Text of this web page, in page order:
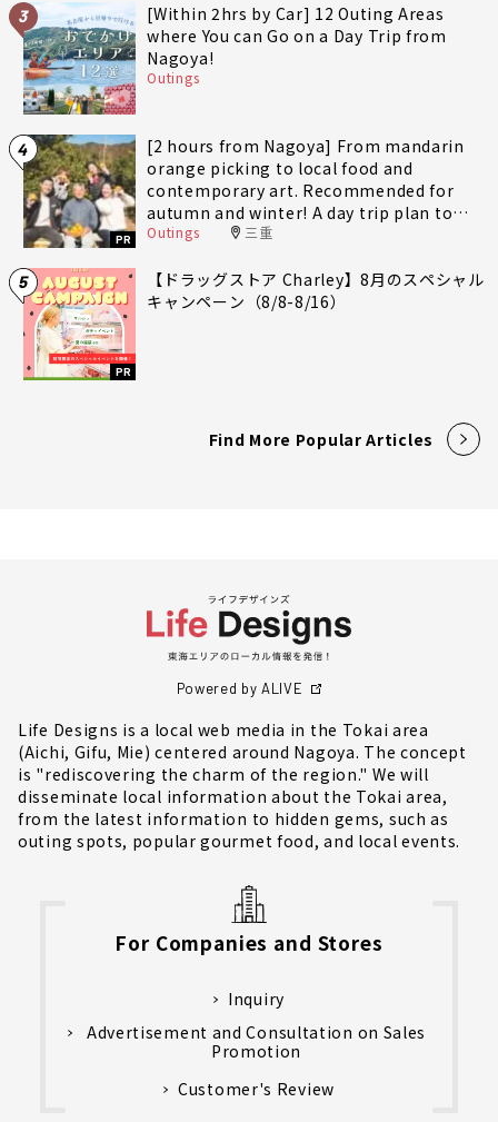
3
[Within 2hrs by Car] 12 Outing Areas
where You can Go on a Day Trip from
Nagoya!
Outings
4
PR
[2 hours from Nagoya] From mandarin
orange picking to local food and
contemporary art. Recommended for
autumn and winter! A day trip plan to
fully enjoy Minami-Ise Town
Outings 三重
5
PR
【ドラッグストア Charley】8月のスペシャル
キャンペーン（8/8-8/16）
Find More Popular Articles
Powered by ALIVE
Life Designs is a local web media in the Tokai area
(Aichi, Gifu, Mie) centered around Nagoya. The concept
is "rediscovering the charm of the region." We will
disseminate local information about the Tokai area,
from the latest information to hidden gems, such as
outing spots, popular gourmet food, and local events.
For Companies and Stores
Inquiry
Advertisement and Consultation on Sales
Promotion
Customer's Review